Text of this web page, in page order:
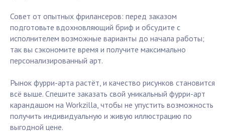
Совет от опытных фрилансеров: перед заказом
подготовьте вдохновляющий бриф и обсудите с
исполнителем возможные варианты до начала работы;
так вы сэкономите время и получите максимально
персонализированный арт.
Рынок фурри-арта растёт, и качество рисунков становится
всё выше. Спешите заказать свой уникальный фурри-арт
карандашом на Workzilla, чтобы не упустить возможность
получить индивидуальную и живую иллюстрацию по
выгодной цене.